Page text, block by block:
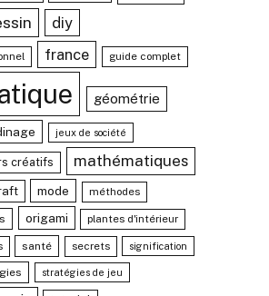
diy
france guide complet
géométrie
jeux de société
créatifs mathématiques
mode méthodes
origami plantes d'intérieur
santé secrets signification
stratégies de jeu